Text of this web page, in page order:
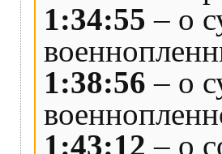
1:34:55 – о
1:38:56 – о
1:43:12 – о